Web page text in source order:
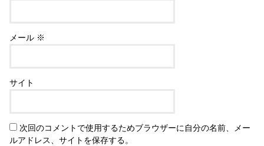
メール ※
サイト
次回のコメントで使用するためブラウザーに自分の名前、メー
ルアドレス、サイトを保存する。